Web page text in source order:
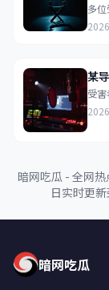
多
大
某
受
堪入
暗网吃瓜 - 全网
日实时更
暗网吃瓜